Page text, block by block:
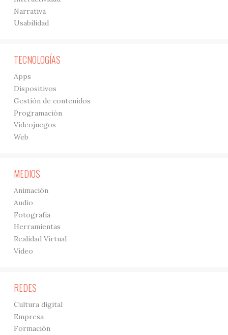
Narrativa
Usabilidad
TECNOLOGÍAS
Apps
Dispositivos
Gestión de contenidos
Programación
Videojuegos
Web
MEDIOS
Animación
Audio
Fotografía
Herramientas
Realidad Virtual
Vídeo
REDES
Cultura digital
Empresa
Formación